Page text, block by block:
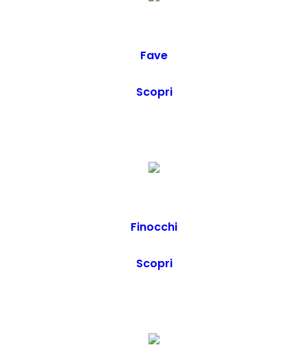
Fave
Scopri
Finocchi
Scopri